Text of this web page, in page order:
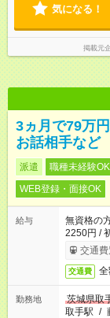
気になる！
掲載元
3ヵ月で79万
お話相手など
派遣 職種未経験OK
WEB登録・面接OK
給与
無資格の
2250円 /
交通費
交通費
勤務地
茨城県取
取手駅 /